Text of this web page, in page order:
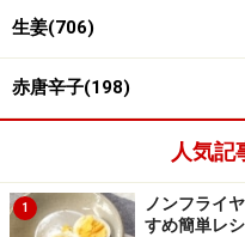
にらとネギは後で入れる
生姜(706)
赤唐辛子(198)
人気記
1
ノンフライ
すめ簡単レ